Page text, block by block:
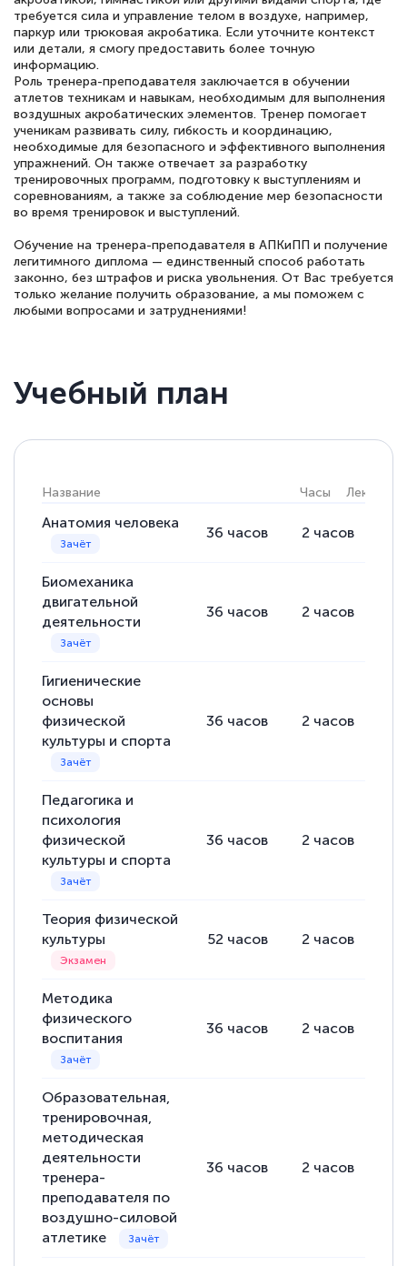
требуется сила и управление телом в воздухе, например,
паркур или трюковая акробатика. Если уточните контекст
или детали, я смогу предоставить более точную
информацию.
Роль тренера-преподавателя заключается в обучении
атлетов техникам и навыкам, необходимым для выполнения
воздушных акробатических элементов. Тренер помогает
ученикам развивать силу, гибкость и координацию,
необходимые для безопасного и эффективного выполнения
упражнений. Он также отвечает за разработку
тренировочных программ, подготовку к выступлениям и
соревнованиям, а также за соблюдение мер безопасности
во время тренировок и выступлений.
Обучение на тренера-преподавателя в АПКиПП и получение
легитимного диплома — единственный способ работать
законно, без штрафов и риска увольнения. От Вас требуется
только желание получить образование, а мы поможем с
любыми вопросами и затруднениями!
Учебный план
Название Часы Лекции
Анатомия человека
36 часов 2 часов
Биомеханика
двигательной
деятельности
36 часов 2 часов
Гигиенические
основы
физической
культуры и спорта
36 часов 2 часов
Педагогика и
психология
физической
культуры и спорта
36 часов 2 часов
Теория физической
культуры
52 часов 2 часов
Методика
физического
воспитания
36 часов 2 часов
Образовательная,
тренировочная,
методическая
деятельности
тренера-
преподавателя по
воздушно-силовой
атлетике
36 часов 2 часов